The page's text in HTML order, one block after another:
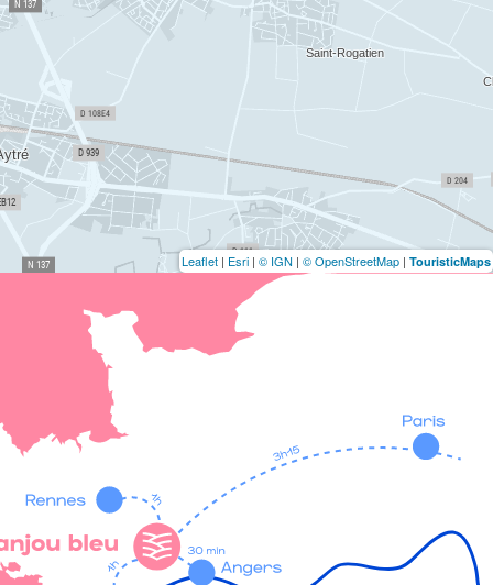
Leaflet | Esri | © IGN | © OpenStreetMap | TouristicMaps